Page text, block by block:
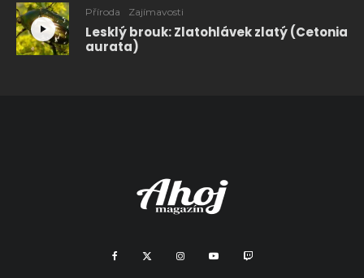
Příroda Zajímavosti
Lesklý brouk: Zlatohlávek zlatý (Cetonia
aurata)